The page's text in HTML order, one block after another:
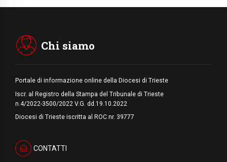
Chi siamo
Portale di informazione online della Diocesi di Trieste
Iscr. al Registro della Stampa del Tribunale di Trieste
n.4/2022-3500/2022 V.G. dd.19.10.2022
Diocesi di Trieste iscritta al ROC nr. 39777
CONTATTI